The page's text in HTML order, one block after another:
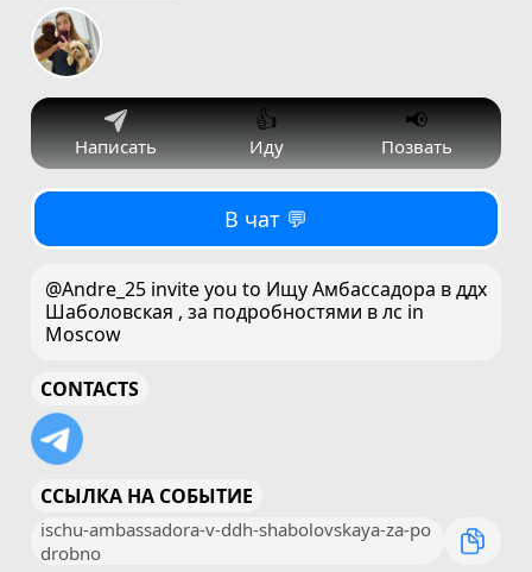
Написать
👍
Иду
📢
Позвать
В чат 💬
@Andre_25 invite you to Ищу Амбассадора в ддх
Шаболовская , за подробностями в лс in
Moscow
CONTACTS
ССЫЛКА НА СОБЫТИЕ
ischu-ambassadora-v-ddh-shabolovskaya-za-po
drobno